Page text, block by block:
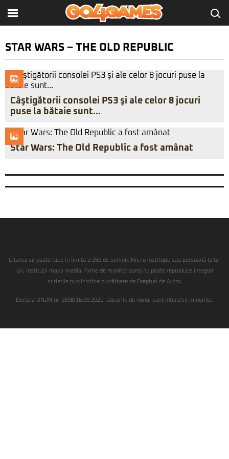
STAR WARS – THE OLD REPUBLIC
Câştigătorii consolei PS3 şi ale celor 8 jocuri
puse la bătaie sunt…
Star Wars: The Old Republic a fost amânat
Citarea se poate face în limita a 250 de semne. Nici o instituţie sau persoană (site-
uri, instituţii mass-media, firme de monitorizare) nu poate reproduce integral
scrierile publicistice purtătoare de Drepturi de Autor.
Decizia ONJN nr. 1598/16.09.2021. Jocurile de noroc sunt interzise minorilor.